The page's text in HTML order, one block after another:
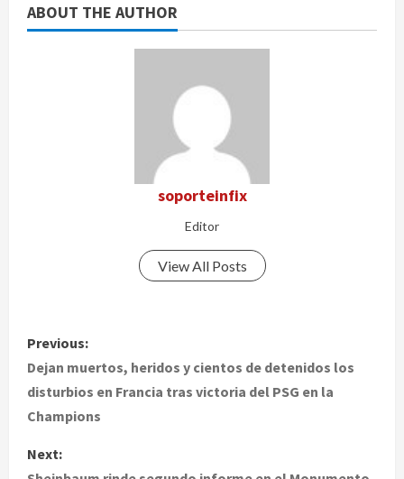
ABOUT THE AUTHOR
soporteinfix
Editor
View All Posts
P
o
s
t
Previous:
Dejan muertos, heridos y cientos de detenidos los
disturbios en Francia tras victoria del PSG en la
Champions
Next: